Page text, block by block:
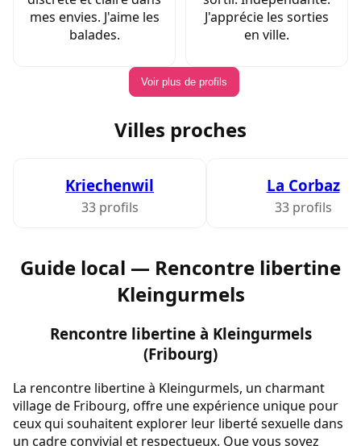
mes envies. J'aime les
balades.
J'apprécie les sorties
en ville.
Voir plus de profils
Villes proches
Kriechenwil
33 profils
La Corbaz
33 profils
Guide local — Rencontre libertine
Kleingurmels
Rencontre libertine à Kleingurmels
(Fribourg)
La rencontre libertine à Kleingurmels, un charmant
village de Fribourg, offre une expérience unique pour
ceux qui souhaitent explorer leur liberté sexuelle dans
un cadre convivial et respectueux. Que vous soyez